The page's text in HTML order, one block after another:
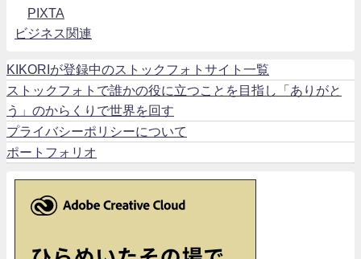
PIXTA
ビジネス関連
KIKORIが登録中のストックフォトサイト一覧
ストックフォトで誰かの役に立つことを目指し「ありがと
う」のからくりで世界を回す
プライバシーポリシーについて
ポートフォリオ